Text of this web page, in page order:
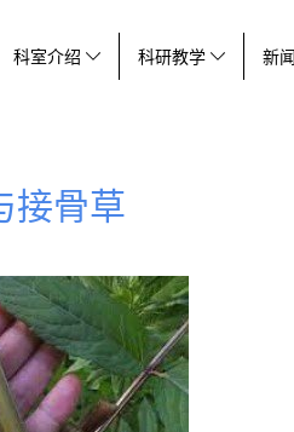
科室介绍 科研教学 新
接骨草